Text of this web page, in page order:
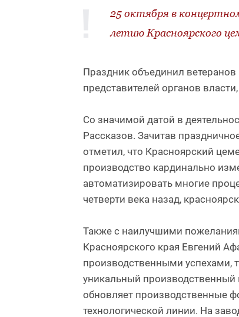
25 октября в
летию Красноярского
Праздник объединил
представителей органов
Со значимой датой в
Рассказов. Зачитав
отметил, что Красноярский
производство кардинально
автоматизировать многие
четверти века назад,
Также с наилучшими
Красноярского края Евгений
производственными успехами,
уникальный производственный
обновляет производственные
технологической линии. На